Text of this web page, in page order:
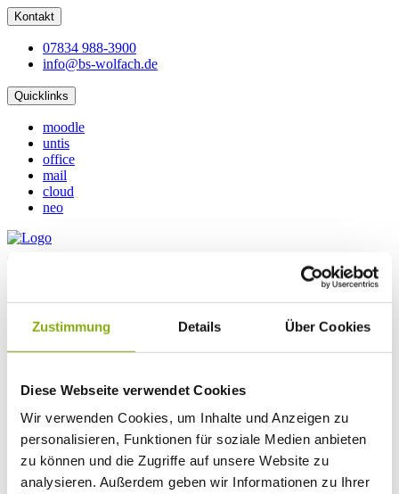
Zustimmung Details Über Cookies
Diese Webseite verwendet Cookies
Wir verwenden Cookies, um Inhalte und Anzeigen zu
personalisieren, Funktionen für soziale Medien anbieten
zu können und die Zugriffe auf unsere Website zu
analysieren. Außerdem geben wir Informationen zu Ihrer
Kontakt
07834 988-3900
info@bs-wolfach.de
Quicklinks
moodle
untis
office
mail
cloud
neo
Berufsschule
Zweijährige Berufsfachschule
Berufskolleg 1 (Technik)
VABO
Schulorganisation
Sekretariat
Hausmeister
Unsere Schule